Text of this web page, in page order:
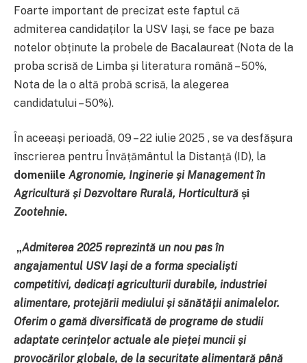
Foarte important de precizat este faptul că
admiterea candidaților la USV Iași, se face pe baza
notelor obținute la probele de Bacalaureat (Nota de la
proba scrisă de Limba și literatura română – 50%,
Nota de la o altă probă scrisă, la alegerea
candidatului – 50%).
În aceeași perioadă, 09 – 22 iulie 2025 , se va desfășura
înscrierea pentru Învățământul la Distanță (ID), la
domeniile Agronomie, Inginerie și Management în
Agricultură și Dezvoltare Rurală, Horticultură și
Zootehnie.
„Admiterea 2025 reprezintă un nou pas în
angajamentul USV Iași de a forma specialiști
competitivi, dedicați agriculturii durabile, industriei
alimentare, protejării mediului și sănătății animalelor.
Oferim o gamă diversificată de programe de studii
adaptate cerințelor actuale ale pieței muncii și
provocărilor globale, de la securitate alimentară până